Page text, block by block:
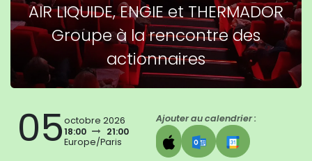
AIR LIQUIDE, ENGIE et THERMADOR
Groupe à la rencontre des
actionnaires
05octobre 2026
18:00
21:00
Europe/Paris
Ajouter au calendrier :